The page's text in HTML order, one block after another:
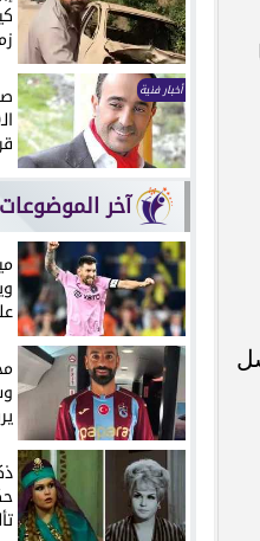
أخبار فنية
آخر الموضوعات